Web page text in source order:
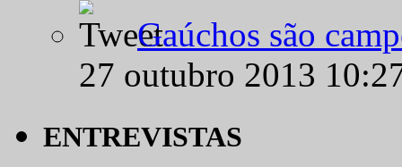
Gaúchos são
27 outubro 2013
ENTREVISTAS